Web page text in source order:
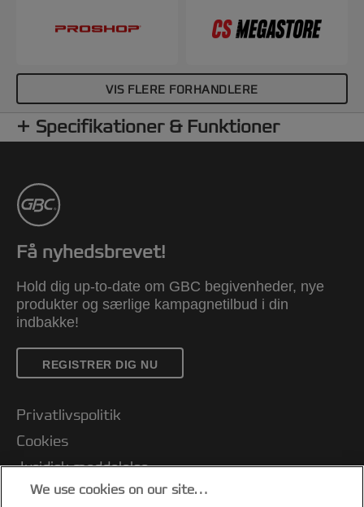
VIS FLERE FORHANDLERE
Specifikationer & Funktioner
Få nyhedsbrevet!
Hold dig up-to-date om GBC begivenheder, nye
produkter og særlige kampagnetilbud i din
indbakke!
REGISTRER DIG NU
Privatlivspolitik
Cookies
Juridisk meddelelse
Aftryk
We use cookies on our site…